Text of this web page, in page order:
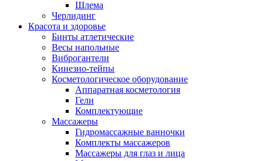
Шлема
Черлидинг
Красота и здоровье
Бинты атлетические
Весы напольные
Виброгантели
Кинезио-тейпы
Косметологическое оборудование
Аппаратная косметология
Гели
Комплектующие
Массажеры
Гидромассажные ванночки
Комплекты массажеров
Массажеры для глаз и лица